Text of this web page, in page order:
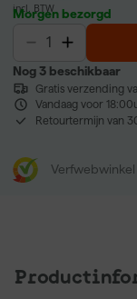
incl. BTW
Morgen bezorgd
Nog 3 beschikbaar
Gratis verzending
Vandaag voor
Retourtermijn van